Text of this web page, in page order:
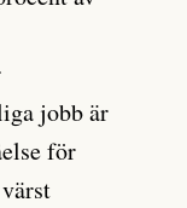
jobb är
för